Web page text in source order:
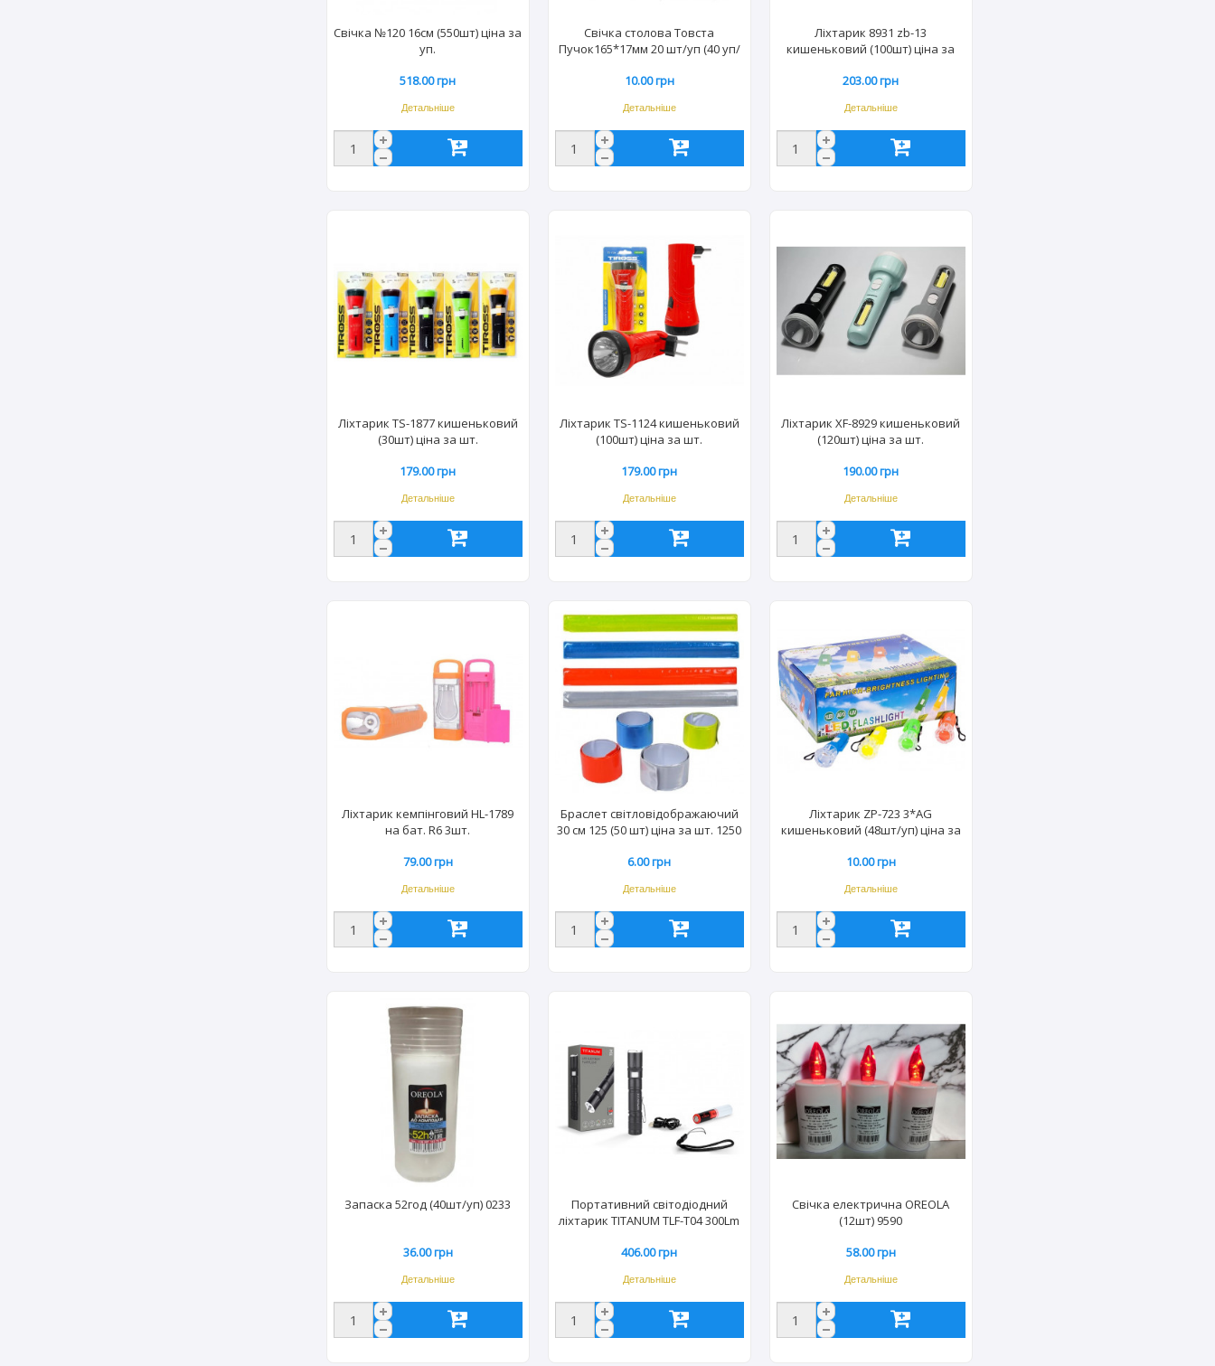
Свічка №120 16см (550шт) ціна за
уп.
518.00 грн
Детальніше
Свічка столова Товста
Пучок165*17мм 20 шт/уп (40 уп/
10.00 грн
Детальніше
Ліхтарик 8931 zb-13
кишеньковий (100шт) ціна за
203.00 грн
Детальніше
Ліхтарик TS-1877 кишеньковий
(30шт) ціна за шт.
179.00 грн
Детальніше
Ліхтарик TS-1124 кишеньковий
(100шт) ціна за шт.
179.00 грн
Детальніше
Ліхтарик XF-8929 кишеньковий
(120шт) ціна за шт.
190.00 грн
Детальніше
Ліхтарик кемпінговий HL-1789
на бат. R6 3шт.
79.00 грн
Детальніше
Браслет світловідображаючий
30 см 125 (50 шт) ціна за шт. 1250
6.00 грн
Детальніше
Ліхтарик ZP-723 3*AG
кишеньковий (48шт/уп) ціна за
10.00 грн
Детальніше
Запаска 52год (40шт/уп) 0233
36.00 грн
Детальніше
Портативний світодіодний
ліхтарик TITANUM TLF-T04 300Lm
406.00 грн
Детальніше
Свічка електрична OREOLA
(12шт) 9590
58.00 грн
Детальніше